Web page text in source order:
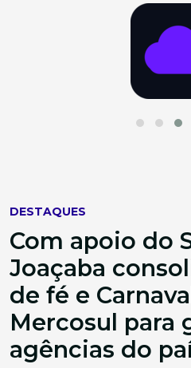
DESTAQUES
Com apoio do
Joaçaba
de fé e
Mercosul para
agências do